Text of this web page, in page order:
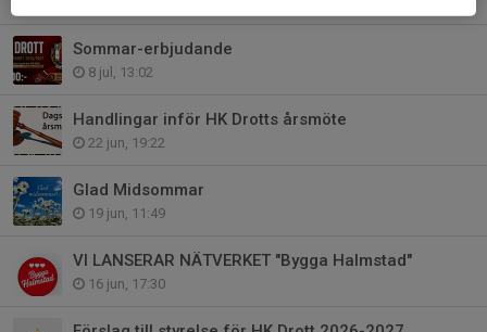
Sommar-erbjudande
8 jul, 13:02
Handlingar inför HK Drotts årsmöte
22 jun, 19:22
Glad Midsommar
19 jun, 11:49
VI LANSERAR NÄTVERKET "Bygga Halmstad"
16 jun, 17:30